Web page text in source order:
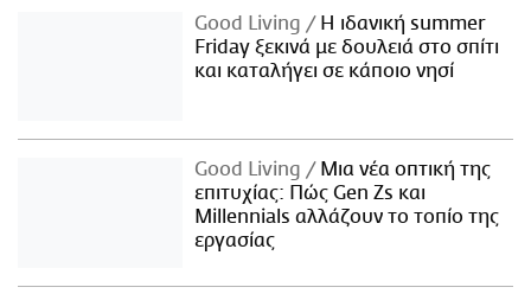
Good Living
Η ιδανική summer
Friday ξεκινά με δουλειά στο σπίτι
και καταλήγει σε κάποιο νησί
Good Living
Μια νέα οπτική της
επιτυχίας: Πώς Gen Zs και
Millennials αλλάζουν το τοπίο της
εργασίας